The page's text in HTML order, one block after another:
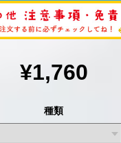
¥1,760
種類